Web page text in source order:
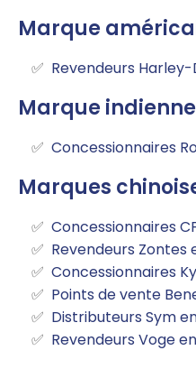
Marque
Revendeurs
Marque indienne
Concessionnaires
Marques
Concessionnaires
Revendeurs Zontes
Concessionnaires
Points de vente
Distributeurs Sym
Revendeurs Voge